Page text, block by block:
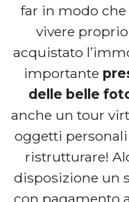
far in modo
vivere
acquistato
importante
delle belle
anche un tour
oggetti
ristrutturare!
disposizione un
con pagamento